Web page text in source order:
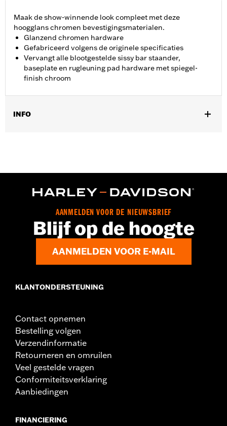
Maak de show-winnende look compleet met deze
hoogglans chromen bevestigingsmaterialen.
Glanzend chromen hardware
Gefabriceerd volgens de originele specificaties
Vervangt alle blootgestelde sissy bar staander,
baseplate en rugleuning pad hardware met spiegel-
finish chroom
INFO
Per stuk verkocht:Elk
AANMELDEN VOOR DE NIEUWSBRIEF
Blijf op de hoogte
AANMELDEN VOOR E-MAIL
KLANTONDERSTEUNING
Contact opnemen
Bestelling volgen
Verzendinformatie
Retourneren en omruilen
Veel gestelde vragen
Conformiteitsverklaring
Aanbiedingen
FINANCIERING